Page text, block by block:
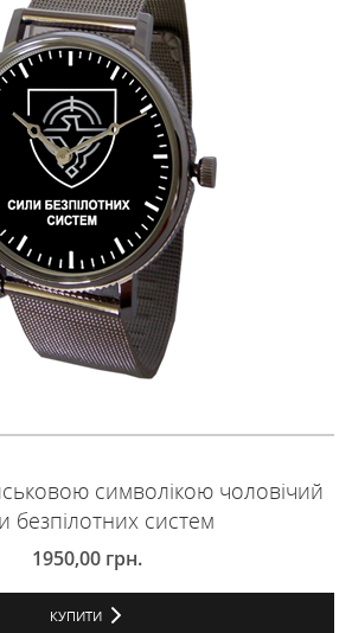
символікою чоловічий
безпілотних систем
1950,00 грн.
КУПИТИ